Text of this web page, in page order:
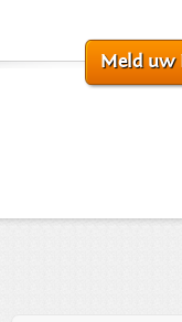
Meld uw